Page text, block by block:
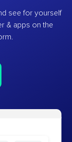
see for yourself
& apps on the